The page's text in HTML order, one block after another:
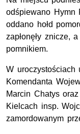
odśpiewano Hymn
oddano hołd
zapłonęły znicze,
pomnikiem.
W uroczystościach
Komendanta
Marcin Chatys
Kielcach insp.
zamordowanym